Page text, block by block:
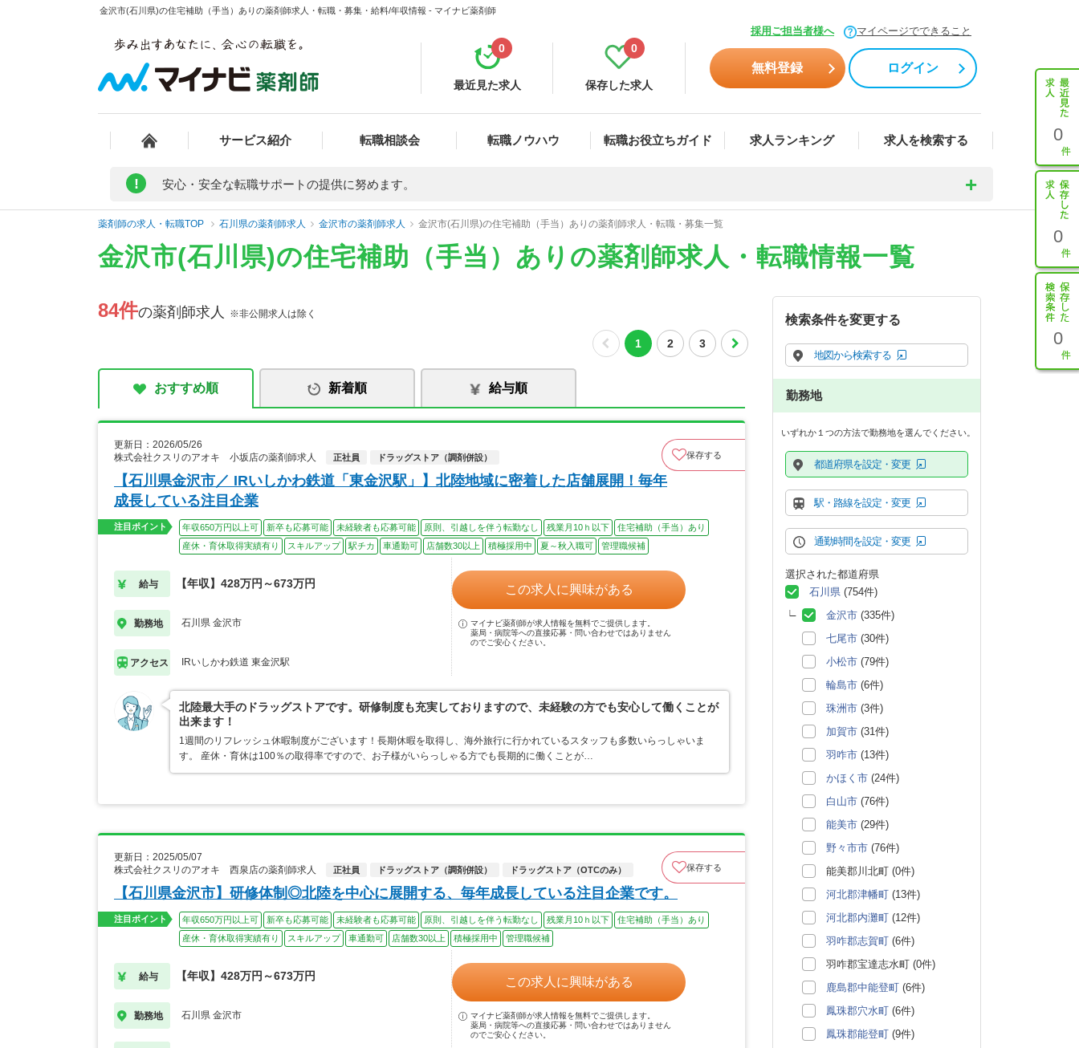
金沢市(石川県)の住宅補助（手当）ありの薬剤師求人・転職・募集・給料/年収情報 - マイナビ薬剤師
採用ご担当者様へ マイページでできること
最近見た求人
0
保存した求人
0
無料登録 ログイン
サービス紹介 転職相談会 転職ノウハウ 転職お役立ちガイド 求人ランキング 求人を検索する 0
0
0
! 安心・安全な転職サポートの提供に努めます。
薬剤師の求人・転職TOP 石川県の薬剤師求人 金沢市の薬剤師求人 金沢市(石川県)の住宅補助（手当）ありの薬剤師求人・転職・募集一覧
金沢市(石川県)の住宅補助（手当）ありの薬剤師求人・転職情報一覧
84件の薬剤師求人 ※非公開求人は除く
1 2 3
おすすめ順 新着順 給与順
更新日：2026/05/26
株式会社クスリのアオキ 小坂店の薬剤師求人
正社員 ドラッグストア（調剤併設） 保存する
【石川県金沢市／ IRいしかわ鉄道「東金沢駅」】北陸地域に密着した店舗展開！毎年
成長している注目企業
注目ポイント 年収650万円以上可 新卒も応募可能 未経験者も応募可能 原則、引越しを伴う転勤なし 残業月10ｈ以下
住宅補助（手当）あり
産休・育休取得実績有り
スキルアップ 駅チカ 車通勤可 店舗数30以上 積極採用中 夏～秋入職可 管理職候補
給与 【年収】428万円～673万円
勤務地 石川県 金沢市
アクセス IRいしかわ鉄道 東金沢駅
この求人に興味がある
マイナビ薬剤師が求人情報を無料でご提供します。
薬局・病院等への直接応募・問い合わせではありません
のでご安心ください。
北陸最大手のドラッグストアです。研修制度も充実しておりますので、未経験の方でも安心して働くことが
出来ます！
1週間のリフレッシュ休暇制度がございます！長期休暇を取得し、海外旅行に行かれているスタッフも多数いらっしゃいま
す。 産休・育休は100％の取得率ですので、お子様がいらっしゃる方でも長期的に働くことが…
更新日：2025/05/07
株式会社クスリのアオキ 西泉店の薬剤師求人
正社員 ドラッグストア（調剤併設） ドラッグストア（OTCのみ） 保存する
【石川県金沢市】研修体制◎北陸を中心に展開する、毎年成長している注目企業です。
注目ポイント 年収650万円以上可 新卒も応募可能 未経験者も応募可能 原則、引越しを伴う転勤なし 残業月10ｈ以下
住宅補助（手当）あり
産休・育休取得実績有り
スキルアップ 車通勤可 店舗数30以上 積極採用中 管理職候補
給与 【年収】428万円～673万円
勤務地 石川県 金沢市
この求人に興味がある
マイナビ薬剤師が求人情報を無料でご提供します。
薬局・病院等への直接応募・問い合わせではありません
のでご安心ください。
検索条件を変更する
地図から検索する
勤務地
いずれか１つの方法で勤務地を選んでください。
都道府県を設定・変更
駅・路線を設定・変更
通勤時間を設定・変更
選択された都道府県
石川県 (754件)
金沢市 (335件)
七尾市 (30件)
小松市 (79件)
輪島市 (6件)
珠洲市 (3件)
加賀市 (31件)
羽咋市 (13件)
かほく市 (24件)
白山市 (76件)
能美市 (29件)
野々市市 (76件)
能美郡川北町 (0件)
河北郡津幡町 (13件)
河北郡内灘町 (12件)
羽咋郡志賀町 (6件)
羽咋郡宝達志水町 (0件)
鹿島郡中能登町 (6件)
鳳珠郡穴水町 (6件)
鳳珠郡能登町 (9件)